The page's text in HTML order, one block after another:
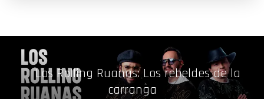
Los Rolling Ruanas: Los rebeldes de la
carranga